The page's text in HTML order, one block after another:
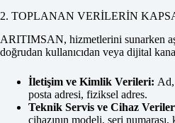
2. TOPLANAN VERİLERİN
ARITIMSAN, hizmetlerini sunarken
doğrudan kullanıcıdan veya dijital
İletişim ve Kimlik Verileri: Ad,
posta adresi, fiziksel adres.
Teknik Servis ve Cihaz
cihazının modeli, seri